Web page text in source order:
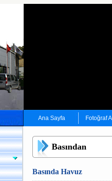
Ana Sayfa Fotoğraf
Basından
Basında Havuz